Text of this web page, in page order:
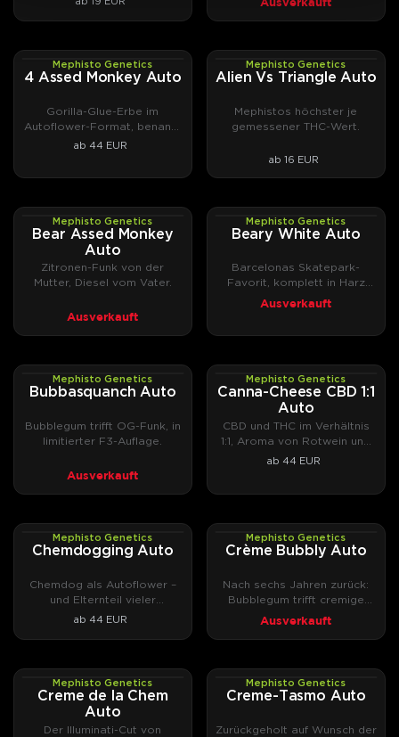
bis zur Reserva-Reihe, die vergriffene Specials
Linie wie Canna-Canna-Cheese CBD 1:1 Auto.
in unseremBreeder-Portrait
Mephisto Genetics Cannabissamen jetzt bei
DrGreen kaufen.
AUTOFEMMephisto Genetics
4 Assed Monkey Auto
Gorilla-Glue-Erbe im
Autoflower-Format, benannt
nach Dr. Mephistos
ab 44 EUR
AUTOFEMMephisto Genetics
Alien Vs Triangle Auto
Mephistos höchster je
gemessener THC-Wert.
ab 16 EUR
AUTOFEMMephisto Genetics
Bear Assed Monkey
Auto
Zitronen-Funk von der
Mutter, Diesel vom Vater.
Ausverkauft
AUTOFEMMephisto Genetics
Beary White Auto
Barcelonas Skatepark-
Favorit, komplett in Harz
getaucht.
Ausverkauft
AUTOFEMMephisto Genetics
Bubbasquanch Auto
Bubblegum trifft OG-Funk, in
limitierter F3-Auflage.
Ausverkauft
AUTOFEMMephisto Genetics
Canna-Cheese CBD 1:1
Auto
CBD und THC im Verhältnis
1:1, Aroma von Rotwein und
Kaffee.
ab 44 EUR
AUTOFEMMephisto Genetics
Chemdogging Auto
Chemdog als Autoflower –
und Elternteil vieler
Mephisto-Sorten.
ab 44 EUR
AUTOFEMMephisto Genetics
Crème Bubbly Auto
Nach sechs Jahren zurück:
Bubblegum trifft cremige
Chem-Note.
Ausverkauft
AUTOFEMMephisto Genetics
Creme de la Chem
Auto
Der Illuminati-Cut von
AUTOFEMMephisto Genetics
Creme-Tasmo Auto
Zurückgeholt auf Wunsch der